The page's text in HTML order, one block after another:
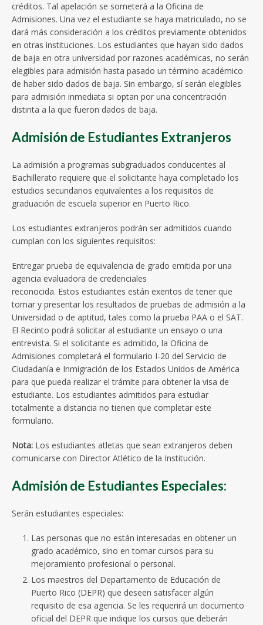
créditos. Tal apelación se someterá a la Oficina de
Admisiones. Una vez el estudiante se haya matriculado, no se
dará más consideración a los créditos previamente obtenidos
en otras instituciones. Los estudiantes que hayan sido dados
de baja en otra universidad por razones académicas, no serán
elegibles para admisión hasta pasado un término académico
de haber sido dados de baja. Sin embargo, sí serán elegibles
para admisión inmediata si optan por una concentración
distinta a la que fueron dados de baja.
Admisión de Estudiantes Extranjeros
La admisión a programas subgraduados conducentes al
Bachillerato requiere que el solicitante haya completado los
estudios secundarios equivalentes a los requisitos de
graduación de escuela superior en Puerto Rico.
Los estudiantes extranjeros podrán ser admitidos cuando
cumplan con los siguientes requisitos:
Entregar prueba de equivalencia de grado emitida por una
agencia evaluadora de credenciales
reconocida. Estos estudiantes están exentos de tener que
tomar y presentar los resultados de pruebas de admisión a la
Universidad o de aptitud, tales como la prueba PAA o el SAT.
El Recinto podrá solicitar al estudiante un ensayo o una
entrevista. Si el solicitante es admitido, la Oficina de
Admisiones completará el formulario I-20 del Servicio de
Ciudadanía e Inmigración de los Estados Unidos de América
para que pueda realizar el trámite para obtener la visa de
estudiante. Los estudiantes admitidos para estudiar
totalmente a distancia no tienen que completar este
formulario.
Nota: Los estudiantes atletas que sean extranjeros deben
comunicarse con Director Atlético de la Institución.
Admisión de Estudiantes Especiales:
Serán estudiantes especiales:
Las personas que no están interesadas en obtener un
grado académico, sino en tomar cursos para su
mejoramiento profesional o personal.
Los maestros del Departamento de Educación de
Puerto Rico (DEPR) que deseen satisfacer algún
requisito de esa agencia. Se les requerirá un documento
oficial del DEPR que indique los cursos que deberán